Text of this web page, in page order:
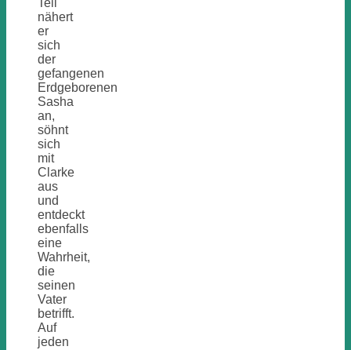
nähert
er
sich
der
gefangenen
Erdgeborenen
Sasha
an,
söhnt
sich
mit
Clarke
aus
und
entdeckt
ebenfalls
eine
Wahrheit,
die
seinen
Vater
betrifft.
Auf
jeden